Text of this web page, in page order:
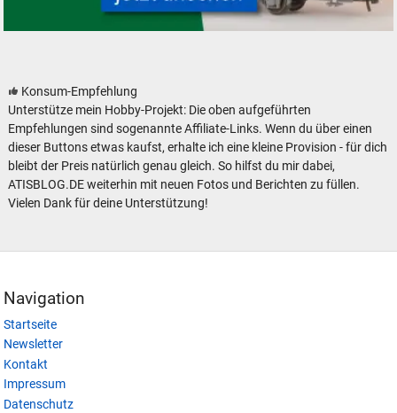
Konsum-Empfehlung
Unterstütze mein Hobby-Projekt: Die oben aufgeführten
Empfehlungen sind sogenannte Affiliate-Links. Wenn du über einen
dieser Buttons etwas kaufst, erhalte ich eine kleine Provision - für dich
bleibt der Preis natürlich genau gleich. So hilfst du mir dabei,
ATISBLOG.DE weiterhin mit neuen Fotos und Berichten zu füllen.
Vielen Dank für deine Unterstützung!
Navigation
Startseite
Newsletter
Kontakt
Impressum
Datenschutz